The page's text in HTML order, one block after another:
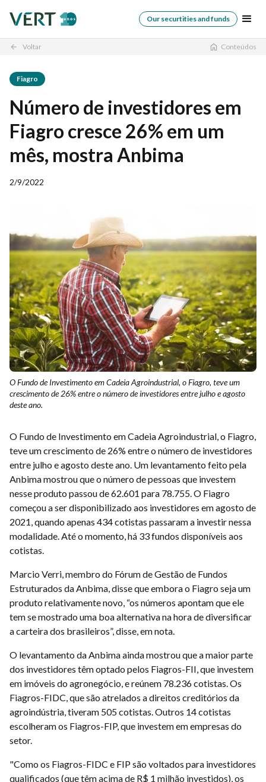
Our securtities and funds
arrow_back Voltar Conteúdos
Fiagro
Número de investidores em
Fiagro cresce 26% em um
mês, mostra Anbima
2/9/2022
O Fundo de Investimento em Cadeia Agroindustrial, o Fiagro, teve um
crescimento de 26% entre o número de investidores entre julho e agosto
deste ano.
O Fundo de Investimento em Cadeia Agroindustrial, o Fiagro,
teve um crescimento de 26% entre o número de investidores
entre julho e agosto deste ano. Um levantamento feito pela
Anbima mostrou que o número de pessoas que investem
nesse produto passou de 62.601 para 78.755. O Fiagro
começou a ser disponibilizado aos investidores em agosto de
2021, quando apenas 434 cotistas passaram a investir nessa
modalidade. Até o momento, há 33 fundos disponíveis aos
cotistas.
Marcio Verri, membro do Fórum de Gestão de Fundos
Estruturados da Anbima, disse que embora o Fiagro seja um
produto relativamente novo, “os números apontam que ele
tem se mostrado uma boa alternativa na hora de diversificar
a carteira dos brasileiros”, disse, em nota.
O levantamento da Anbima ainda mostrou que a maior parte
dos investidores têm optado pelos Fiagros-FII, que investem
em imóveis do agronegócio, e reúnem 78.236 cotistas. Os
Fiagros-FIDC, que são atrelados a direitos creditórios da
agroindústria, tiveram 505 cotistas. Outros 14 cotistas
escolheram os Fiagros-FIP, que investem em empresas do
setor.
"Como os Fiagros-FIDC e FIP são voltados para investidores
qualificados (que têm acima de R$ 1 milhão investidos), os